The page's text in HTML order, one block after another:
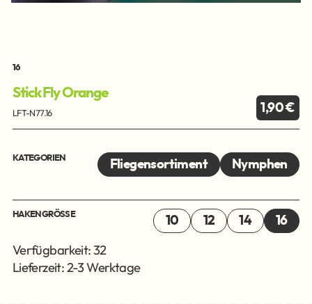
16
Stick Fly Orange
LFT-N77.16 1,90 €
KATEGORIEN Fliegensortiment Nymphen
HAKENGRÖSSE 10 12 14 16
Verfügbarkeit: 32
Lieferzeit: 2-3 Werktage